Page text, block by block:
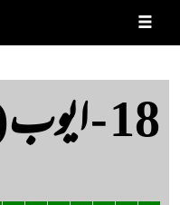
18 - ایوب( Job )